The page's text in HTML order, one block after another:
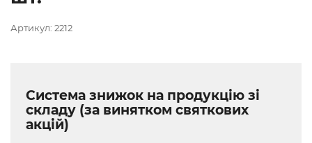
Артикул: 2212
Система знижок на продукцію зі
складу (за винятком святкових
акцій)